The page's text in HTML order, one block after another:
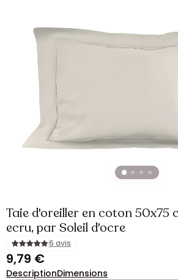
Taie d'oreiller en coton 50x75
ecru, par Soleil d'ocre
6 avis
9,79 €
DescriptionDimensions